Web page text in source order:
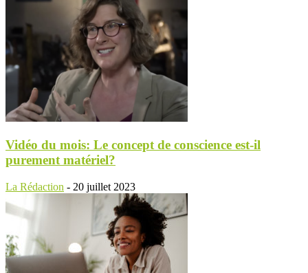
Vidéo du mois: Le concept de conscience est-il
purement matériel?
La Rédaction - 20 juillet 2023